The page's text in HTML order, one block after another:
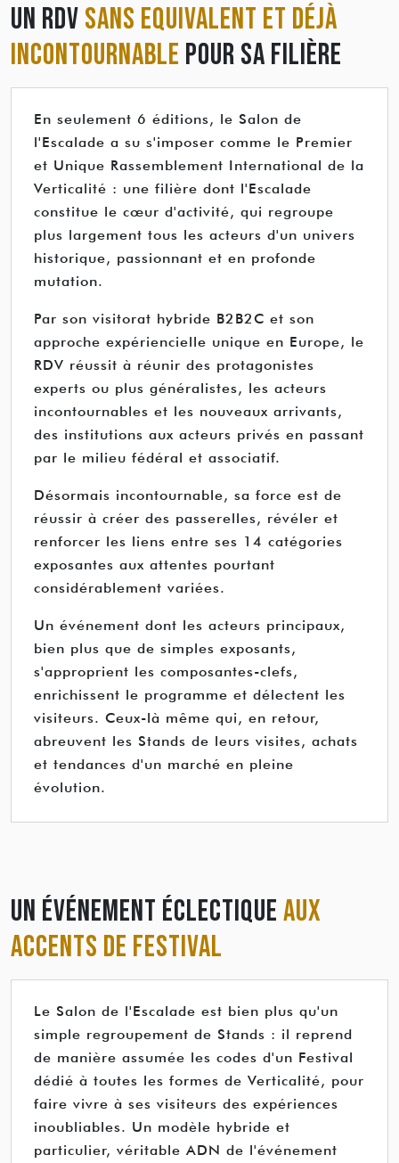
UN RDV SANS EQUIVALENT ET DÉJÀ
INCONTOURNABLE POUR SA FILIÈRE
En seulement 6 éditions, le Salon de
l'Escalade a su s'imposer comme le Premier
et Unique Rassemblement International de la
Verticalité : une filière dont l'Escalade
constitue le cœur d'activité, qui regroupe
plus largement tous les acteurs d'un univers
historique, passionnant et en profonde
mutation.
Par son visitorat hybride B2B2C et son
approche expériencielle unique en Europe, le
RDV réussit à réunir des protagonistes
experts ou plus généralistes, les acteurs
incontournables et les nouveaux arrivants,
des institutions aux acteurs privés en passant
par le milieu fédéral et associatif.
Désormais incontournable, sa force est de
réussir à créer des passerelles, révéler et
renforcer les liens entre ses 14 catégories
exposantes aux attentes pourtant
considérablement variées.
Un événement dont les acteurs principaux,
bien plus que de simples exposants,
s'approprient les composantes-clefs,
enrichissent le programme et délectent les
visiteurs. Ceux-là même qui, en retour,
abreuvent les Stands de leurs visites, achats
et tendances d'un marché en pleine
évolution.
UN ÉVÉNEMENT ÉCLECTIQUE AUX
ACCENTS DE FESTIVAL
Le Salon de l'Escalade est bien plus qu'un
simple regroupement de Stands : il reprend
de manière assumée les codes d'un Festival
dédié à toutes les formes de Verticalité, pour
faire vivre à ses visiteurs des expériences
inoubliables. Un modèle hybride et
particulier, véritable ADN de l'événement